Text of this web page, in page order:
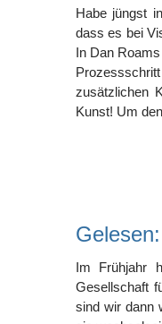
Habe jüngst
dass es bei
In Dan
zusätzlichen
Kunst! Um
Im Frühjahr
Gesellschaft
sind wir dann